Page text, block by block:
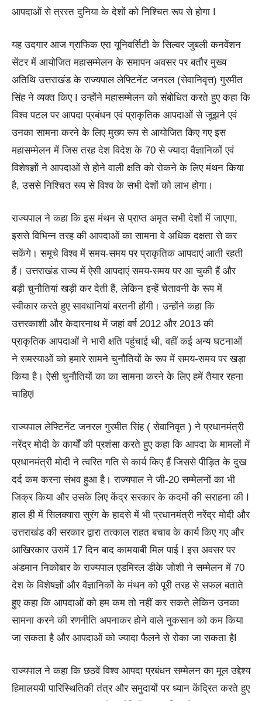
आपदाओं से त्रस्त दुनिया के देशों को निश्चित रूप से होगा I
यह उदगार आज ग्राफिक एरा यूनिवर्सिटी के सिल्वर जुबली कनवेंशन
सेंटर में आयोजित महासम्मेलन के समापन अवसर पर बतौर मुख्य
अतिथि उत्तराखंड के राज्यपाल लेफ्टिनेंट जनरल (सेवानिवृत्त) गुरमीत
सिंह ने व्यक्त किए I उन्होंने महासम्मेलन को संबोधित करते हुए कहा कि
विश्व पटल पर आपदा प्रबंधन एवं प्राकृतिक आपदाओं से जूझने एवं
उनका सामना करने के लिए मुख्य रूप से आयोजित किए गए इस
महासम्मेलन में जिस तरह देश विदेश के 70 से ज्यादा वैज्ञानिकों एवं
विशेषज्ञों ने आपदाओं से होने वाली क्षति को रोकने के लिए मंथन किया
है, उससे निश्चित रूप से विश्व के सभी देशों को लाभ होगा।
राज्यपाल ने कहा कि इस मंथन से प्राप्त अमृत सभी देशों में जाएगा,
इससे विभिन्न तरह की आपदाओं का सामना वे अधिक दक्षता से कर
सकेंगे। समूचे विश्व में समय-समय पर प्राकृतिक आपदाएं आती रहती
हैं। उत्तराखंड राज्य में ऐसी आपदाएं समय-समय पर आ चुकी हैं और
बड़ी चुनौतियां खड़ी कर देती हैं, लेकिन इन्हें चेतावनी के रूप में
स्वीकार करते हुए सावधानियां बरतनी होंगी। उन्होंने कहा कि
उत्तरकाशी और केदारनाथ में जहां वर्ष 2012 और 2013 की
प्राकृतिक आपदाओं ने भारी क्षति पहुंचाई थी, वहीं कई अन्य घटनाओं
ने समस्याओं को हमारे सामने चुनौतियों के रूप में समय-समय पर खड़ा
किया है। ऐसी चुनौतियों का का सामना करने के लिए हमें तैयार रहना
चाहिएI
राज्यपाल लेफ्टिनेंट जनरल गुरमीत सिंह ( सेवानिवृत ) ने प्रधानमंत्री
नरेंद्र मोदी के कार्यों की प्रशंसा करते हुए कहा कि आपदा के मामलों में
प्रधानमंत्री मोदी ने त्वरित गति से कार्य किए हैं जिससे पीड़ित के दुख
दर्द कम करना संभव हुआ है। राज्यपाल ने जी-20 सम्मेलनों का भी
जिक्र किया और उसके लिए केंद्र सरकार के कदमों की सराहना की I
हाल ही में सिलक्यारा सुरंग के हादसे में भी प्रधानमंत्री नरेंद्र मोदी और
उत्तराखंड की सरकार द्वारा तत्काल राहत बचाव के कार्य किए गए और
आखिरकार उसमें 17 दिन बाद कामयाबी मिल पाई I इस अवसर पर
अंडमान निकोबार के राज्यपाल एडमिरल डीके जोशी ने सम्मेलन में 70
देश के विशेषज्ञों और वैज्ञानिकों के मंथन को पूरी तरह से सफल बताते
हुए कहा कि आपदाओं को हम कम तो नहीं कर सकते लेकिन उनका
सामना करने की रणनीति अपनाकर होने वाले नुकसान को कम किया
जा सकता है और आपदाओं को ज्यादा फैलने से रोका जा सकता हैI
राज्यपाल ने कहा कि छठवें विश्व आपदा प्रबंधन सम्मेलन का मूल उद्देश्य
हिमालययी पारिस्थितिकी तंत्र और समुदायों पर ध्यान केंद्रित करते हुए